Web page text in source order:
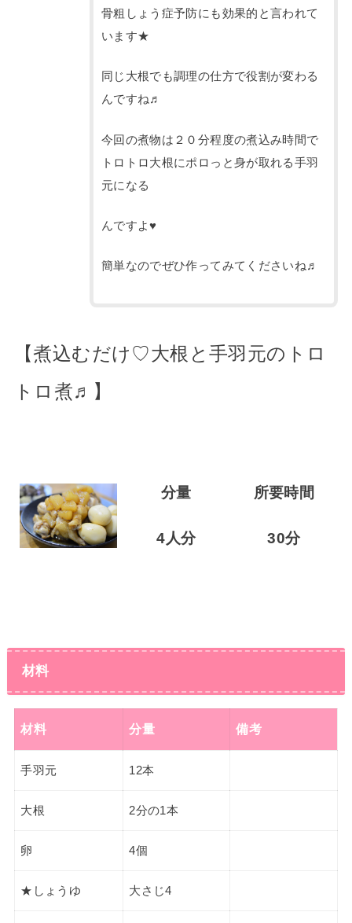
骨粗しょう症予防にも効果的と言われて
います★
同じ大根でも調理の仕方で役割が変わる
んですね♬
今回の煮物は２０分程度の煮込み時間で
トロトロ大根にポロっと身が取れる手羽
元になる
んですよ♥
簡単なのでぜひ作ってみてくださいね♬
【煮込むだけ♡大根と手羽元のトロ
トロ煮♬】
分量
4人分
所要時間
30分
材料
材料 分量 備考
手羽元 12本
大根 2分の1本
卵 4個
★しょうゆ 大さじ4